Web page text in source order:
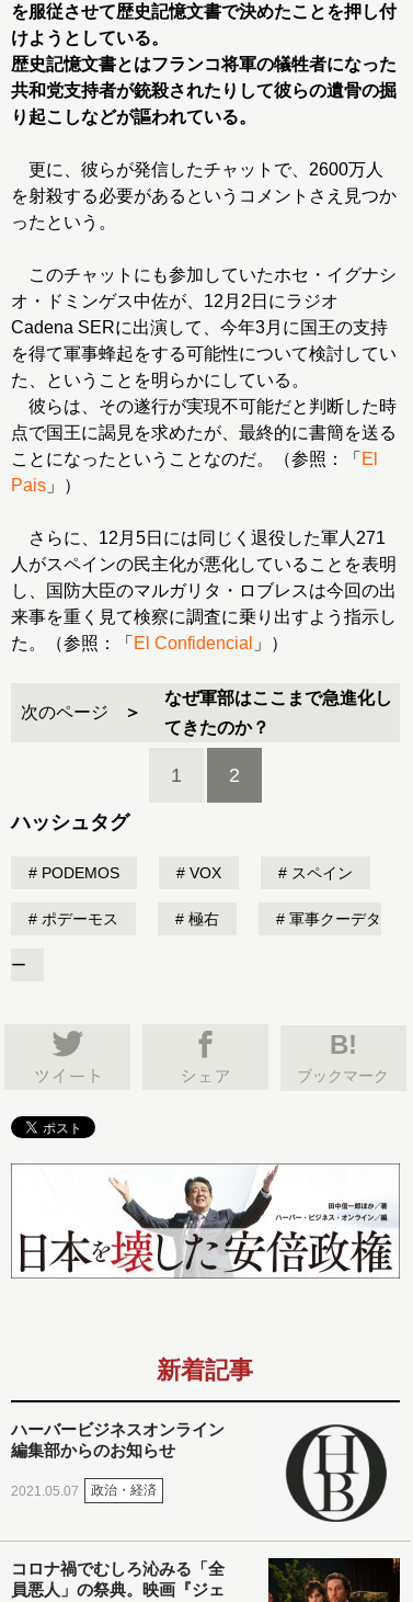
を服従させて歴史記憶文書で決めたことを押し付
けようとしている。
歴史記憶文書とはフランコ将軍の犠牲者になった
共和党支持者が銃殺されたりして彼らの遺骨の掘
り起こしなどが謳われている。
更に、彼らが発信したチャットで、2600万人
を射殺する必要があるというコメントさえ見つか
ったという。
このチャットにも参加していたホセ・イグナシ
オ・ドミンゲス中佐が、12月2日にラジオ
Cadena SERに出演して、今年3月に国王の支持
を得て軍事蜂起をする可能性について検討してい
た、ということを明らかにしている。
彼らは、その遂行が実現不可能だと判断した時
点で国王に謁見を求めたが、最終的に書簡を送る
ことになったということなのだ。（参照：「 El
Pais 」）
さらに、12月5日には同じく退役した軍人271
人がスペインの民主化が悪化していることを表明
し、国防大臣のマルガリタ・ロブレスは今回の出
来事を重く見て検察に調査に乗り出すよう指示し
た。（参照：「 El Confidencial 」）
次のページ
なぜ軍部はここまで急進化し
てきたのか？
1 2
ハッシュタグ
PODEMOS VOX スペイン
ポデーモス 極右 軍事クーデタ
ー
B!
ブックマーク
新着記事
ハーバービジネスオンライン
編集部からのお知らせ
2021.05.07 政治・経済
コロナ禍でむしろ沁みる「全
員悪人」の祭典。映画『ジェ